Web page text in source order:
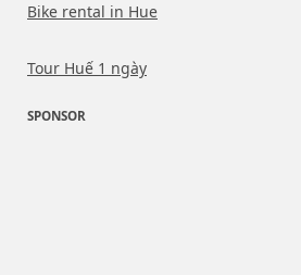
Bike rental in Hue
Tour Huế 1 ngày
SPONSOR